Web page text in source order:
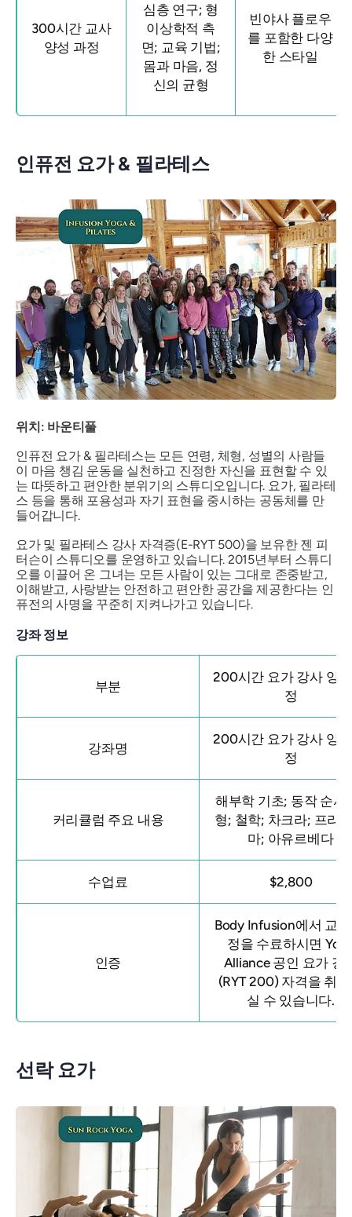
300시간 교사
양성 과정
심층 연구; 형
이상학적 측
면; 교육 기법;
몸과 마음, 정
신의 균형
빈야사 플로우
를 포함한 다양
한 스타일
인퓨전 요가 & 필라테스
위치: 바운티풀
인퓨전 요가 & 필라테스는 모든 연령, 체형, 성별의 사람들
이 마음 챙김 운동을 실천하고 진정한 자신을 표현할 수 있
는 따뜻하고 편안한 분위기의 스튜디오입니다. 요가, 필라테
스 등을 통해 포용성과 자기 표현을 중시하는 공동체를 만
들어갑니다.
요가 및 필라테스 강사 자격증(E-RYT 500)을 보유한 젠 피
터슨이 스튜디오를 운영하고 있습니다. 2015년부터 스튜디
오를 이끌어 온 그녀는 모든 사람이 있는 그대로 존중받고,
이해받고, 사랑받는 안전하고 편안한 공간을 제공한다는 인
퓨전의 사명을 꾸준히 지켜나가고 있습니다.
강좌 정보
부분
200시간 요가 강사 양
정
강좌명
200시간 요가 강사 양
정
커리큘럼 주요 내용
해부학 기초; 동작 순서
형; 철학; 차크라; 프라
마; 아유르베다
수업료 $2,800
인증
Body Infusion에서 교
정을 수료하시면
Alliance 공인 요가 강
(RYT 200) 자격을 취
실 수 있습니다.
선락 요가